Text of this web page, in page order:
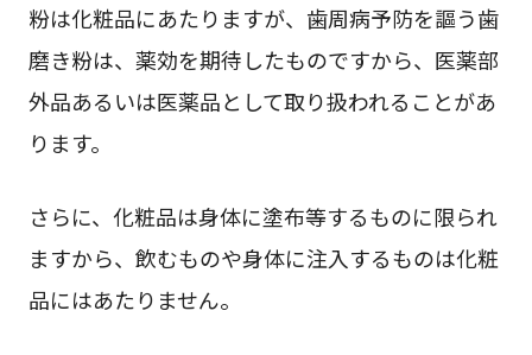
粉は化粧品にあたりますが、歯周病予防を謳う歯
磨き粉は、薬効を期待したものですから、医薬部
外品あるいは医薬品として取り扱われることがあ
ります。
さらに、化粧品は身体に塗布等するものに限られ
ますから、飲むものや身体に注入するものは化粧
品にはあたりません。